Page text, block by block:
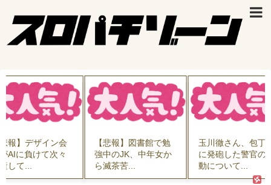
報】デザイン会
AIに負けて次々
して...
【悲報】図書館で勉
強中のJK、中年女か
ら滅茶苦...
玉川徹さん、包丁
に発砲した警官の
動について...